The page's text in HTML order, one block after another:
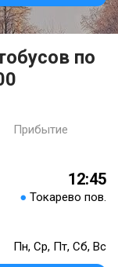
по
Прибытие
12:45
● Токарево пов.
Пн, Ср, Пт, Сб, Вс